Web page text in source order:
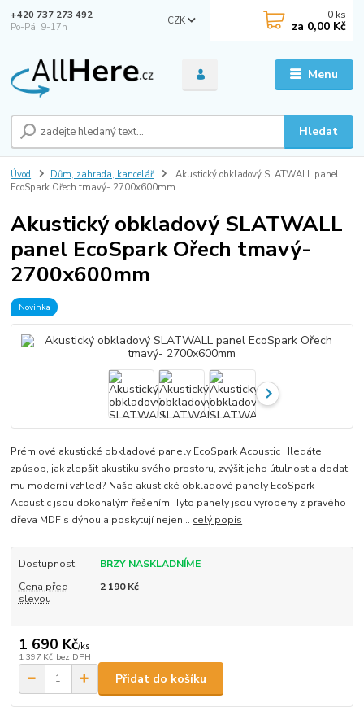
Menu
CZK
Hledat
+420 737 273 492
Po-Pá, 9-17h
0 ks
za 0,00 Kč
Úvod Dům, zahrada, kancelář
Akustický obkladový SLATWALL panel
EcoSpark Ořech tmavý- 2700x600mm
Akustický obkladový SLATWALL
panel EcoSpark Ořech tmavý-
2700x600mm
Novinka
Prémiové akustické obkladové panely EcoSpark Acoustic Hledáte
způsob, jak zlepšit akustiku svého prostoru, zvýšit jeho útulnost a dodat
mu moderní vzhled? Naše akustické obkladové panely EcoSpark
Acoustic jsou dokonalým řešením. Tyto panely jsou vyrobeny z pravého
dřeva MDF s dýhou a poskytují nejen... celý popis
Dostupnost
BRZY NASKLADNÍME
Cena před
slevou
2 190 Kč
1 690 Kč/ks
1 397 Kč bez DPH
Přidat do košíku